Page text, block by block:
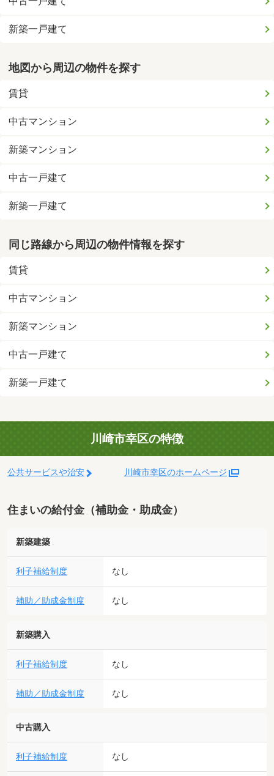
新築一戸建て
地図から周辺の物件を探す
賃貸
中古マンション
新築マンション
中古一戸建て
新築一戸建て
同じ路線から周辺の物件情報を探す
賃貸
中古マンション
新築マンション
中古一戸建て
新築一戸建て
川崎市幸区の特徴
公共サービスや治安 川崎市幸区のホームページ
住まいの給付金（補助金・助成金）
新築建築
利子補給制度 なし
補助／助成金制度 なし
新築購入
利子補給制度 なし
補助／助成金制度 なし
中古購入
利子補給制度 なし